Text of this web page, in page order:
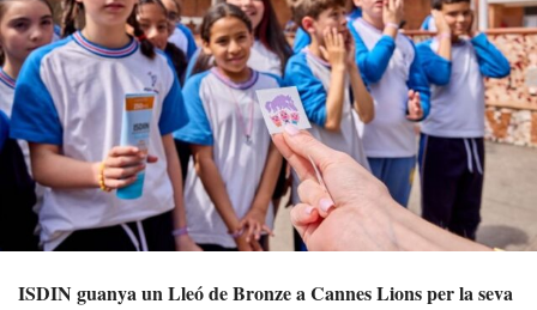
ISDIN guanya un Lleó de Bronze a Cannes Lions per la seva